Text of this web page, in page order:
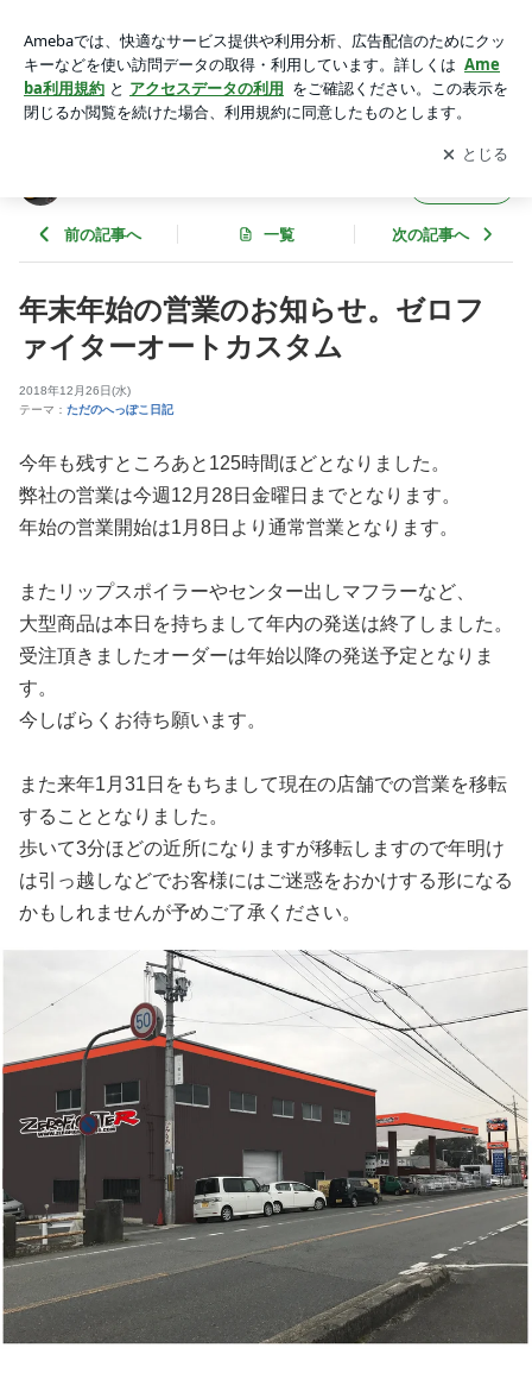
ゼロファイターオートカスタム
アプリをダウンロードして ブログの更新通知
を受け取りまし
ょう。
開く
前の記事へ 一覧 次の記事へ
年末年始の営業のお知らせ。ゼロフ
ァイターオートカスタム
2018年12月26日(水)
テーマ： ただのへっぽこ日記
今年も残すところあと125時間ほどとなりました。
弊社の営業は今週12月28日金曜日までとなります。
年始の営業開始は1月8日より通常営業となります。
またリップスポイラーやセンター出しマフラーなど、
大型商品は本日を持ちまして年内の発送は終了しました。
受注頂きましたオーダーは年始以降の発送予定となりま
す。
今しばらくお待ち願います。
また来年1月31日をもちまして現在の店舗での営業を移転
することとなりました。
歩いて3分ほどの近所になりますが移転しますので年明け
は引っ越しなどでお客様にはご迷惑をおかけする形になる
かもしれませんが予めご了承ください。